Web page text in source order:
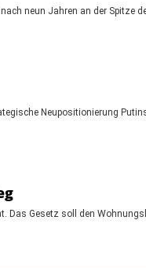
neun Jahren an der Spitze
Neupositionierung
Das Gesetz soll den